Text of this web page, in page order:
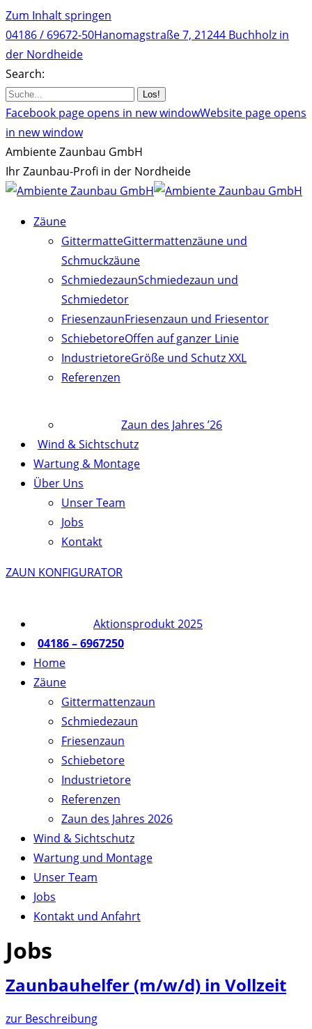
Zum Inhalt springen
04186 / 69672-50Hanomagstraße 7, 21244 Buchholz in
der Nordheide
Search:
Facebook page opens in new windowWebsite page opens
in new window
Ambiente Zaunbau GmbH
Ihr Zaunbau-Profi in der Nordheide
Zäune
GittermatteGittermattenzäune und
Schmuckzäune
SchmiedezaunSchmiedezaun und
Schmiedetor
FriesenzaunFriesenzaun und Friesentor
SchiebetoreOffen auf ganzer Linie
IndustrietoreGröße und Schutz XXL
Referenzen
Zaun des Jahres ’26
Wind & Sichtschutz
Wartung & Montage
Über Uns
Unser Team
Jobs
Kontakt
ZAUN KONFIGURATOR
Aktionsprodukt 2025
04186 – 6967250
Home
Zäune
Gittermattenzaun
Schmiedezaun
Friesenzaun
Schiebetore
Industrietore
Referenzen
Zaun des Jahres 2026
Wind & Sichtschutz
Wartung und Montage
Unser Team
Jobs
Kontakt und Anfahrt
Jobs
Zaunbauhelfer (m/w/d) in Vollzeit
zur Beschreibung